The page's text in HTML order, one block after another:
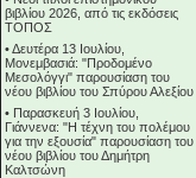
βιβλίου 2026, από τις εκδόσεις
ΤΟΠΟΣ
•Δευτέρα 13 Ιουλίου,
Μονεμβασιά: "Προδομένο
Μεσολόγγι" παρουσίαση του
νέου βιβλίου του Σπύρου Αλεξίου
• Παρασκευή 3 Ιουλίου,
Γιάννενα: "Η τέχνη του πολέμου
για την εξουσία" παρουσίαση του
νέου βιβλίου του Δημήτρη
Καλτσώνη